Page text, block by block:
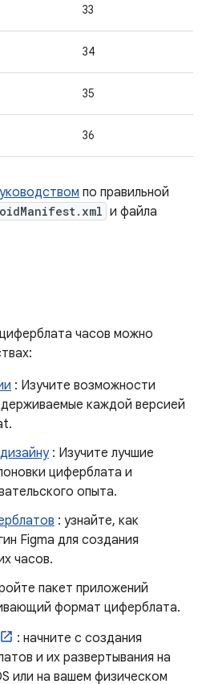
33
34
35
36
по правильной
и файла
часов можно
: Изучите возможности
каждой версией
: Изучите лучшие
циферблата и
опыта.
: узнайте, как
Figma для создания
часов.
пакет приложений
формат циферблата.
: начните с создания
и их развертывания на
или на вашем физическом